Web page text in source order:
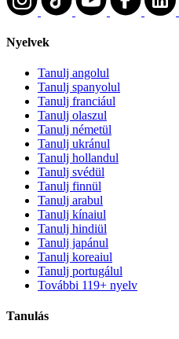
Nyelvek
Tanulj angolul
Tanulj spanyolul
Tanulj franciául
Tanulj olaszul
Tanulj németül
Tanulj ukránul
Tanulj hollandul
Tanulj svédül
Tanulj finnül
Tanulj arabul
Tanulj kínaiul
Tanulj hindiül
Tanulj japánul
Tanulj koreaiul
Tanulj portugálul
További 119+ nyelv
Tanulás